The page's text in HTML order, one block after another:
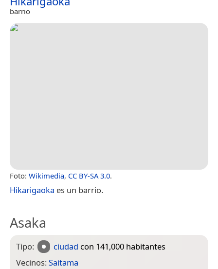
barrio
Foto: Wikimedia, CC BY-SA 3.0.
Hikarigaoka es un barrio.
Asaka
Tipo: ciudad con 141,000 habitantes
Vecinos:Saitama